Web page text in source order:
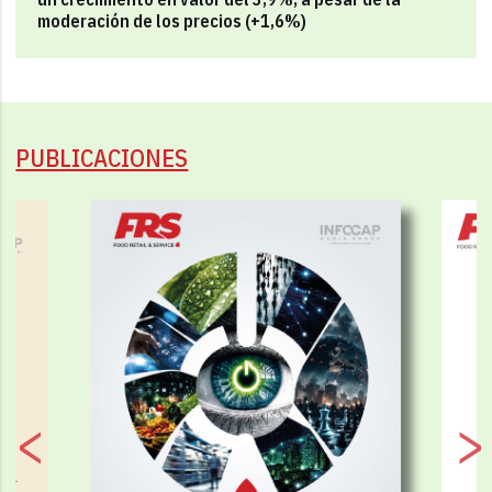
moderación de los precios (+1,6%)
PUBLICACIONES